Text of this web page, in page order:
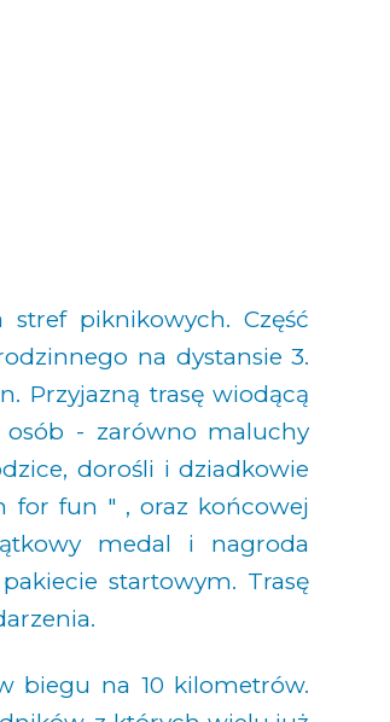
piknikowych. Część
na dystansie 3.
Przyjazną trasę wiodącą
- zarówno maluchy
dorośli i dziadkowie
for fun " , oraz końcowej
medal i nagroda
startowym. Trasę
biegu na 10 kilometrów.